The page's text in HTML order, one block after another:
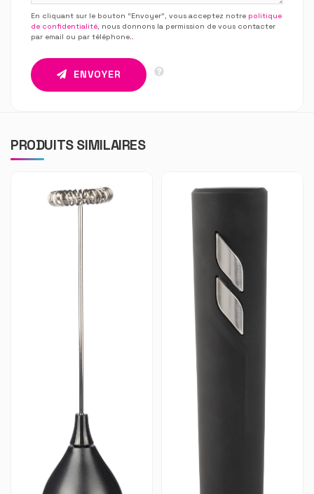
En cliquant sur le bouton “Envoyer”, vous acceptez notre politique
de confidentialité, nous donnons la permission de vous contacter
par email ou par téléphone..
ENVOYER
PRODUITS SIMILAIRES